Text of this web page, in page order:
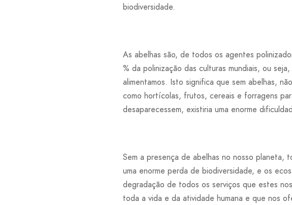
biodiversidade.
As abelhas são, de todos os agentes
% da polinização das culturas mundiais, ou
alimentamos. Isto significa que sem abelhas,
como hortícolas, frutos, cereais e forragens
desaparecessem, existiria uma enorme
Sem a presença de abelhas no nosso planeta,
uma enorme perda de biodiversidade, e os
degradação de todos os serviços que estes
toda a vida e da atividade humana e que nos